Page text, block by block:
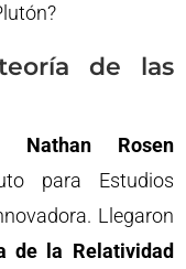
de las
Nathan Rosen
para Estudios
Llegaron
de la Relatividad